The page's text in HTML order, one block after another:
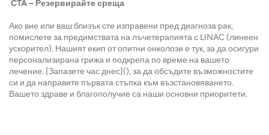
CTA – Резервирайте среща
Ако вие или ваш близък сте изправени пред диагноза рак,
помислете за предимствата на лъчетерапията с LINAC (линеен
ускорител). Нашият екип от опитни онколози е тук, за да осигури
персонализирана грижа и подкрепа по време на вашето
лечение. [Запазете час днес](), за да обсъдите възможностите
си и да направите първата стъпка към възстановяването.
Вашето здраве и благополучие са наши основни приоритети.